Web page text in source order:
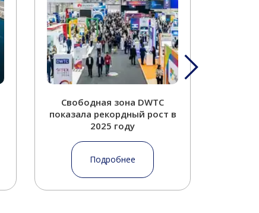
Свободная зона DWTC
показала рекордный рост в
2025 году
Подробнее